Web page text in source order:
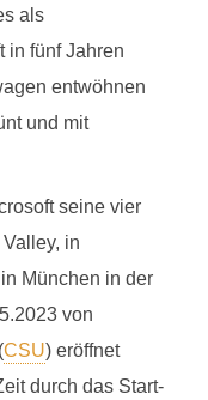
als
in fünf Jahren
entwöhnen
und mit
seine vier
in
München in der
von
CSU) eröffnet
durch das Start-